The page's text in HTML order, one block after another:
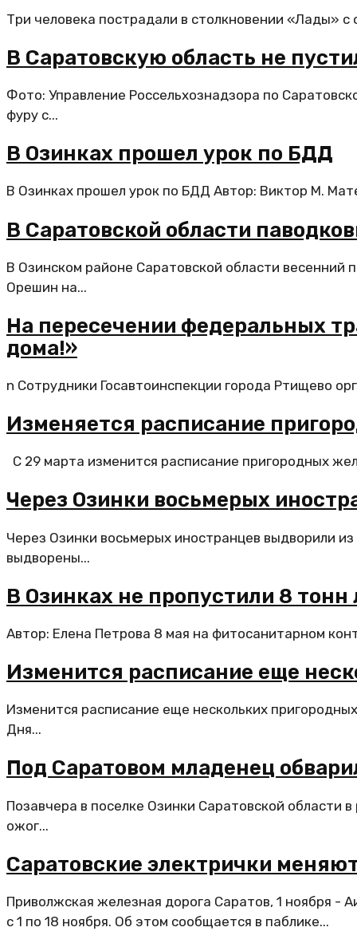
Три человека пострадали в столкновении «Лады»
В Саратовскую область не
Фото: Управление Россельхознадзора по
фуру с...
В Озинках прошел урок по БДД
В Озинках прошел урок по БДД Автор: Виктор М.
В Саратовской области
В Озинском районе Саратовской области
Орешин на...
На пересечении федеральных
дома!»
n Сотрудники Госавтоинспекции города Ртищево
Изменяется расписание
С 29 марта изменится расписание пригородных
Через Озинки восьмерых
Через Озинки восьмерых иностранцев выдворили
выдворены...
В Озинках не пропустили 8 тонн
Автор: Елена Петрова 8 мая на фитосанитарном
Изменится расписание еще
Изменится расписание еще нескольких
Дня...
Под Саратовом младенец
Позавчера в поселке Озинки Саратовской области
ожог...
Саратовские электрички
Приволжская железная дорога Саратов, 1 ноября -
с 1 по 18 ноября. Об этом сообщается в паблике...